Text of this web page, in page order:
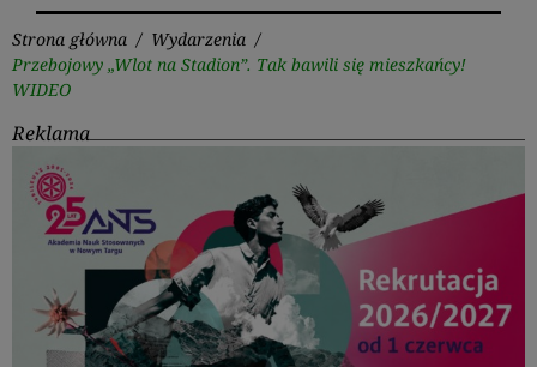
Strona główna / Wydarzenia /
Przebojowy „Wlot na Stadion”. Tak bawili się mieszkańcy!
WIDEO
Reklama